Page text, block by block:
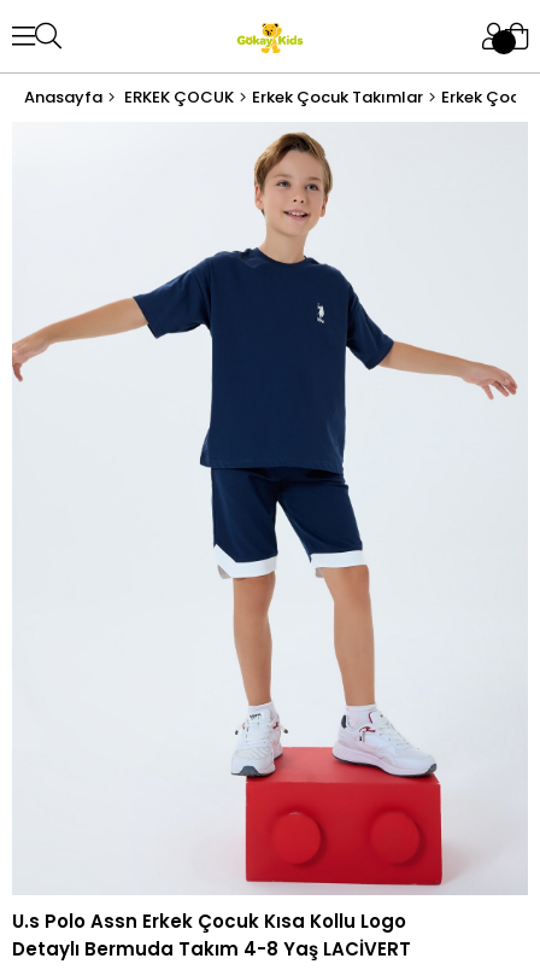
Anasayfa ERKEK ÇOCUK Erkek Çocuk Takımlar Erkek
U.s Polo Assn Erkek Çocuk Kısa Kollu Logo
Detaylı Bermuda Takım 4-8 Yaş LACİVERT